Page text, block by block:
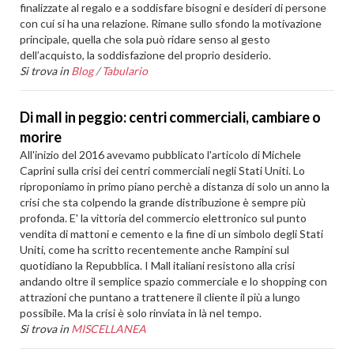
finalizzate al regalo e a soddisfare bisogni e desideri di persone
con cui si ha una relazione. Rimane sullo sfondo la motivazione
principale, quella che sola può ridare senso al gesto
dell’acquisto, la soddisfazione del proprio desiderio.
Si trova in Blog /Tabulario
Di mall in peggio: centri commerciali, cambiare o
morire
All'inizio del 2016 avevamo pubblicato l'articolo di Michele
Caprini sulla crisi dei centri commerciali negli Stati Uniti. Lo
riproponiamo in primo piano perchè a distanza di solo un anno la
crisi che sta colpendo la grande distribuzione è sempre più
profonda. E' la vittoria del commercio elettronico sul punto
vendita di mattoni e cemento e la fine di un simbolo degli Stati
Uniti, come ha scritto recentemente anche Rampini sul
quotidiano la Repubblica. I Mall italiani resistono alla crisi
andando oltre il semplice spazio commerciale e lo shopping con
attrazioni che puntano a trattenere il cliente il più a lungo
possibile. Ma la crisi è solo rinviata in là nel tempo.
Si trova in MISCELLANEA